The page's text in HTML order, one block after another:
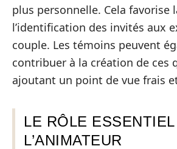
plus personnelle. Cela favorise
l’identification des invités aux
couple. Les témoins peuvent
contribuer à la création de ces
ajoutant un point de vue frais
LE RÔLE
L’ANIMATEUR